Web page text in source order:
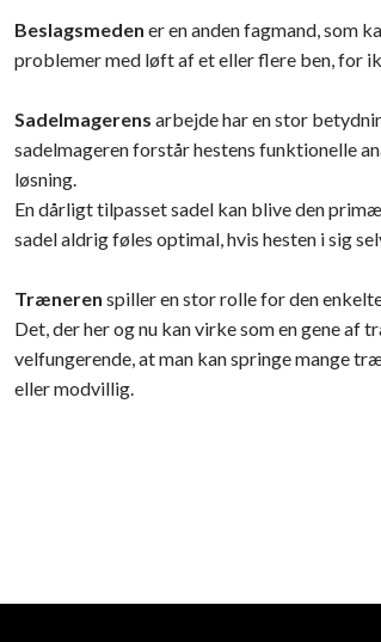
Beslagsmeden er en anden fagmand, som
problemer med løft af et eller flere ben, for
Sadelmagerens arbejde har en stor
sadelmageren forstår hestens funktionelle
løsning.
En dårligt tilpasset sadel kan blive den
sadel aldrig føles optimal, hvis hesten i sig
Træneren spiller en stor rolle for den
Det, der her og nu kan virke som en gene af
velfungerende, at man kan springe mange
eller modvillig.